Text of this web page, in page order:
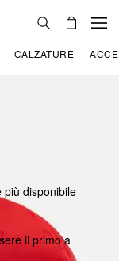
CALZATURE
più disponibile
il primo a